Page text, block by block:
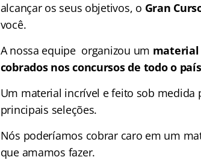
alcançar os seus objetivos, o Gran
você.
A nossa equipe organizou um material
cobrados nos concursos de todo o
Um material incrível e feito sob medida
principais seleções.
Nós poderíamos cobrar caro em um
que amamos fazer.